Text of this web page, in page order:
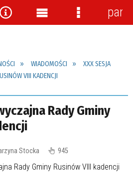
WIADOMOŚCI
XXX SESJA
VIII KADENCJI
Rady Gminy
Stocka 945
Menu
Menu
panel